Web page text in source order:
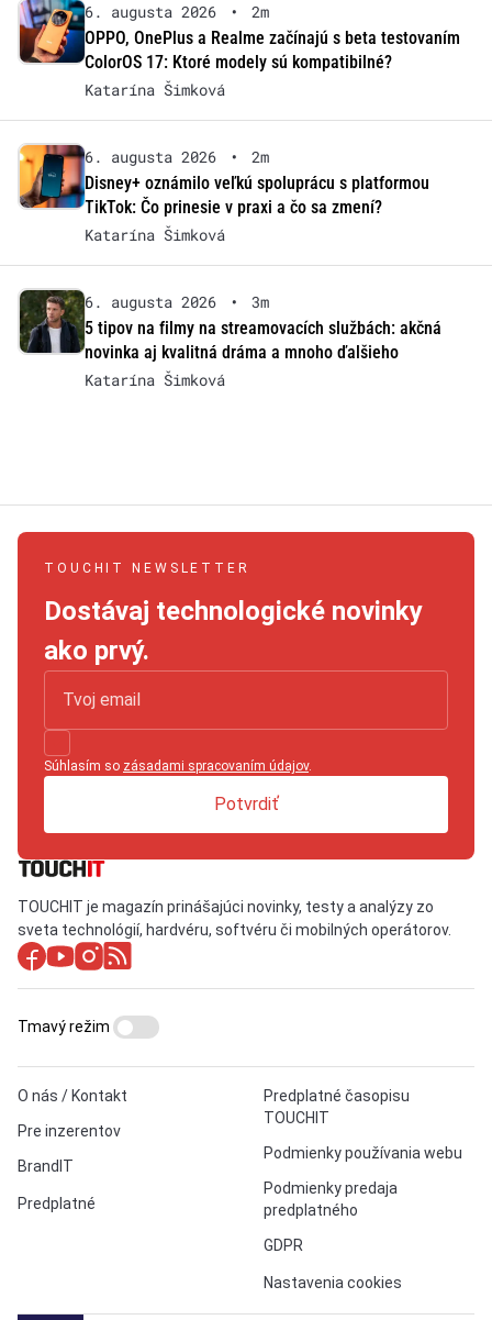
6. augusta 2026 •
2m
OPPO, OnePlus a Realme začínajú s beta testovaním
ColorOS 17: Ktoré modely sú kompatibilné?
Katarína Šimková
6. augusta 2026 •
2m
Disney+ oznámilo veľkú spoluprácu s platformou
TikTok: Čo prinesie v praxi a čo sa zmení?
Katarína Šimková
6. augusta 2026 •
3m
5 tipov na filmy na streamovacích službách: akčná
novinka aj kvalitná dráma a mnoho ďalšieho
Katarína Šimková
TOUCHIT NEWSLETTER
Dostávaj technologické novinky
ako prvý.
Súhlasím so zásadami spracovaním údajov.
Potvrdiť
TOUCHIT je magazín prinášajúci novinky, testy a analýzy zo
sveta technológií, hardvéru, softvéru či mobilných operátorov.
O nás / Kontakt
Pre inzerentov
BrandIT
Predplatné
Predplatné časopisu
TOUCHIT
Podmienky používania webu
Podmienky predaja
predplatného
GDPR
Nastavenia cookies
Tmavý režim